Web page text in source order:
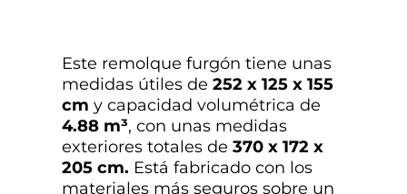
Este remolque furgón tiene unas
medidas útiles de 252 x 125 x 155
cm y capacidad volumétrica de
4.88 m³, con unas medidas
exteriores totales de 370 x 172 x
205 cm. Está fabricado con los
materiales más seguros sobre un